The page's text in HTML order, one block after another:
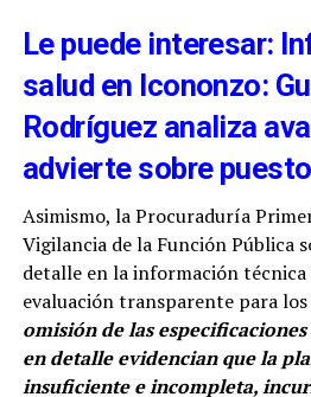
Le puede interesar:
salud en Icononzo:
Rodríguez analiza
advierte sobre
Asimismo, la Procuraduría
Vigilancia de la Función Pública
detalle en la información
evaluación transparente para
omisión de las
en detalle evidencian que la
insuficiente e incompleta,